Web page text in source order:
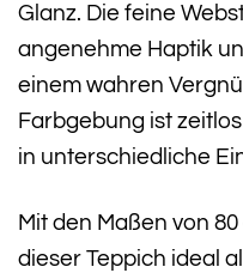
Glanz. Die feine
angenehme Haptik
einem wahren
Farbgebung ist
in unterschiedliche
Mit den Maßen von
dieser Teppich ideal